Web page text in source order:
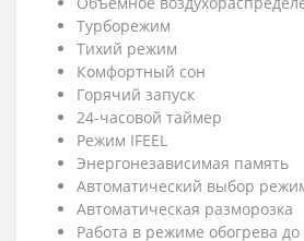
Турборежим
Тихий режим
Комфортный сон
Горячий запуск
24-часовой таймер
Режим IFEEL
Энергонезависимая память
Автоматический выбор
Автоматическая разморозка
Работа в режиме обогрева до